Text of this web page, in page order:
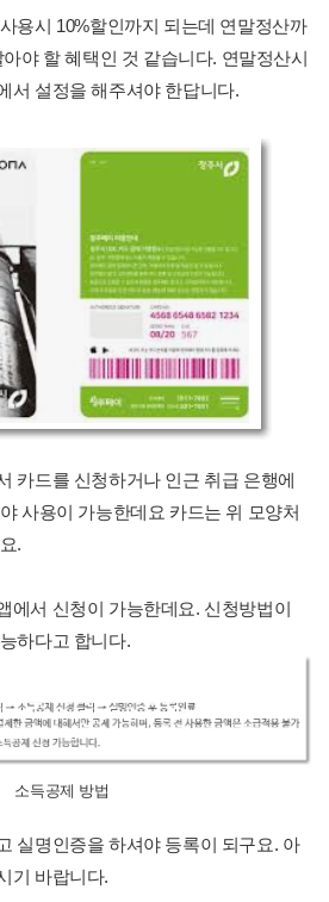
용시 10%할인까지 되는데 연말정산까
야 할 혜택인 것 같습니다. 연말정산시
서 설정을 해주셔야 한답니다.
카드를 신청하거나 인근 취급 은행에
사용이 가능한데요 카드는 위 모양처
.
에서 신청이 가능한데요. 신청방법이
하다고 합니다.
소득공제 방법
실명인증을 하셔야 등록이 되구요. 아
기 바랍니다.